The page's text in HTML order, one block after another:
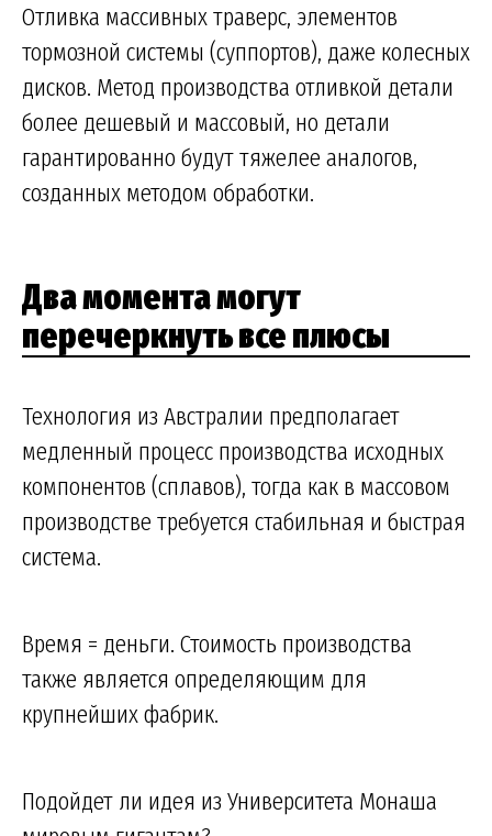
Отливка массивных траверс, элементов
тормозной системы (суппортов), даже колесных
дисков. Метод производства отливкой детали
более дешевый и массовый, но детали
гарантированно будут тяжелее аналогов,
созданных методом обработки.
Два момента могут
перечеркнуть все плюсы
Технология из Австралии предполагает
медленный процесс производства исходных
компонентов (сплавов), тогда как в массовом
производстве требуется стабильная и быстрая
система.
Время = деньги. Стоимость производства
также является определяющим для
крупнейших фабрик.
Подойдет ли идея из Университета Монаша